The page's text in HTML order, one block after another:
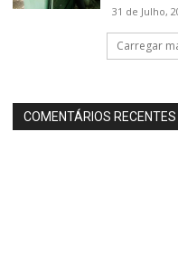
31 de Julho,
Carregar
COMENTÁRIOS RECENTES